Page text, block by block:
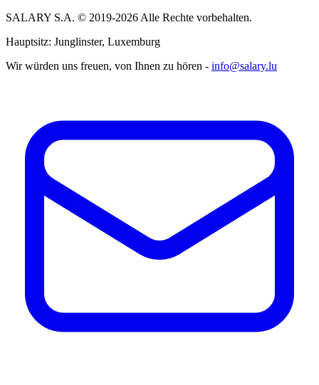
SALARY S.A. © 2019-2026 Alle Rechte vorbehalten.
Hauptsitz: Junglinster, Luxemburg
Wir würden uns freuen, von Ihnen zu hören - info@salary.lu